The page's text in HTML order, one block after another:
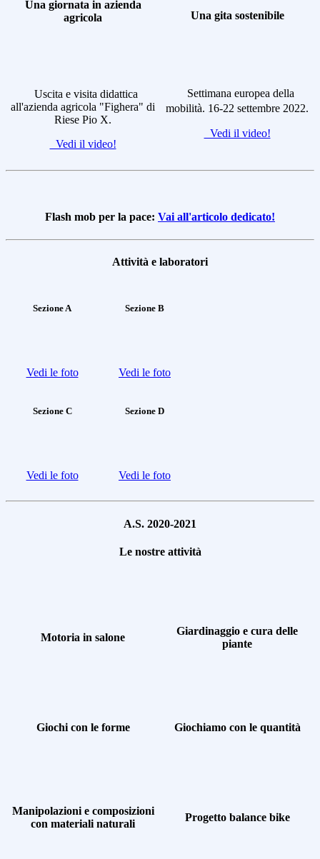
Una giornata in azienda
agricola
Uscita e visita didattica
all'azienda agricola "Fighera" di
Riese Pio X.
Vedi il video!
Una gita sostenibile
Settimana europea della
mobilità. 16-22 settembre 2022.
Vedi il video!
Flash mob per la pace: Vai all'articolo dedicato!
Attività e laboratori
Sezione A Sezione B
Vedi le foto Vedi le foto
Sezione C Sezione D
Vedi le foto Vedi le foto
A.S. 2020-2021
Le nostre attività
Motoria in salone
Giardinaggio e cura delle
piante
Giochi con le forme Giochiamo con le quantità
Manipolazioni e composizioni
con materiali naturali
Progetto balance bike